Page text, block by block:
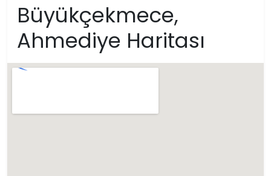
Büyükçekmece,
Ahmediye Haritası